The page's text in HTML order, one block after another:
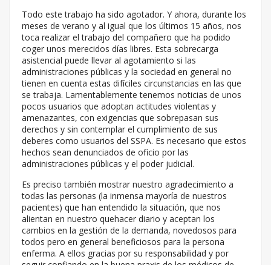
Todo este trabajo ha sido agotador. Y ahora, durante los
meses de verano y al igual que los últimos 15 años, nos
toca realizar el trabajo del compañero que ha podido
coger unos merecidos días libres. Esta sobrecarga
asistencial puede llevar al agotamiento si las
administraciones públicas y la sociedad en general no
tienen en cuenta estas difíciles circunstancias en las que
se trabaja. Lamentablemente tenemos noticias de unos
pocos usuarios que adoptan actitudes violentas y
amenazantes, con exigencias que sobrepasan sus
derechos y sin contemplar el cumplimiento de sus
deberes como usuarios del SSPA. Es necesario que estos
hechos sean denunciados de oficio por las
administraciones públicas y el poder judicial.
Es preciso también mostrar nuestro agradecimiento a
todas las personas (la inmensa mayoría de nuestros
pacientes) que han entendido la situación, que nos
alientan en nuestro quehacer diario y aceptan los
cambios en la gestión de la demanda, novedosos para
todos pero en general beneficiosos para la persona
enferma. A ellos gracias por su responsabilidad y por